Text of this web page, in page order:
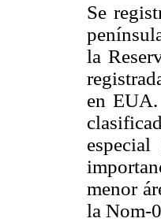
Se
la
en
menor
la Nom-